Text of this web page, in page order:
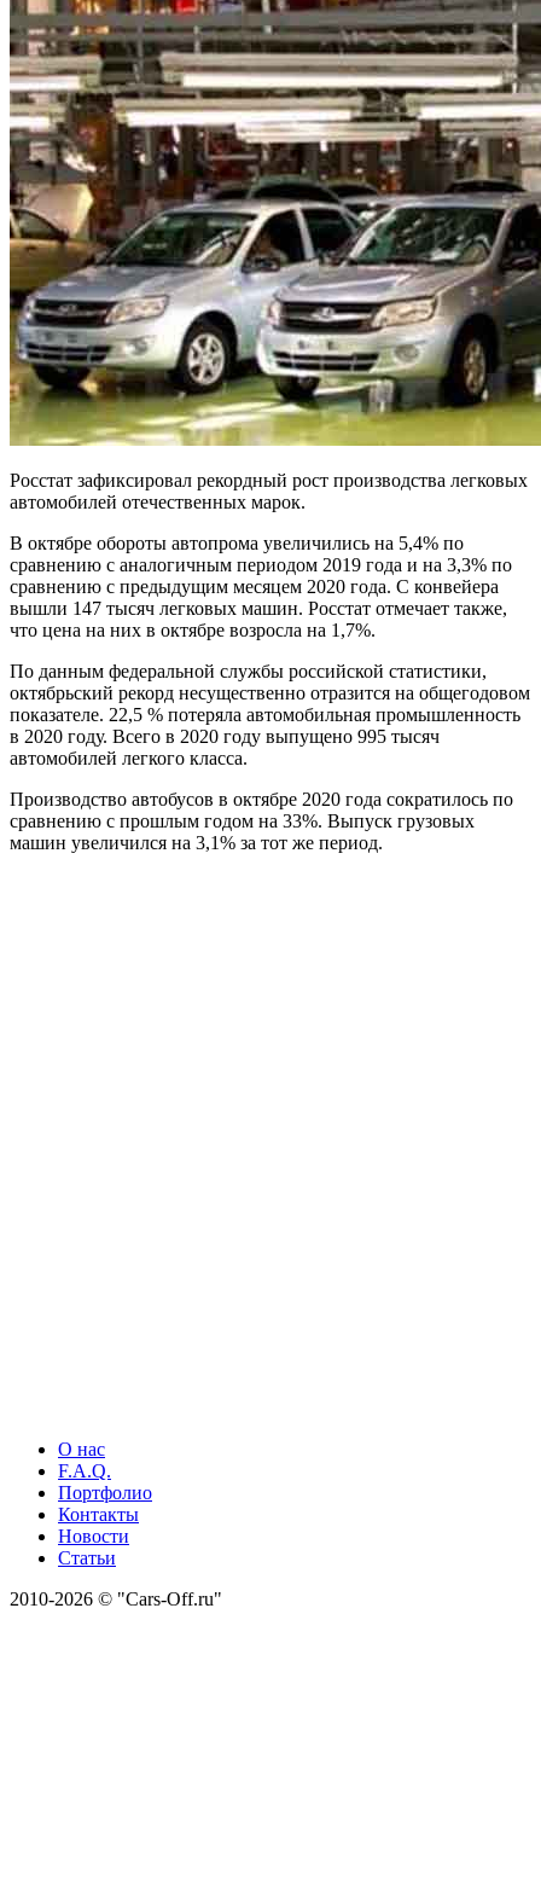
Росстат зафиксировал рекордный рост производства легковых
автомобилей отечественных марок.
В октябре обороты автопрома увеличились на 5,4% по
сравнению с аналогичным периодом 2019 года и на 3,3% по
сравнению с предыдущим месяцем 2020 года. С конвейера
вышли 147 тысяч легковых машин. Росстат отмечает также,
что цена на них в октябре возросла на 1,7%.
По данным федеральной службы российской статистики,
октябрьский рекорд несущественно отразится на общегодовом
показателе. 22,5 % потеряла автомобильная промышленность
в 2020 году. Всего в 2020 году выпущено 995 тысяч
автомобилей легкого класса.
Производство автобусов в октябре 2020 года сократилось по
сравнению с прошлым годом на 33%. Выпуск грузовых
машин увеличился на 3,1% за тот же период.
О нас
F.A.Q.
Портфолио
Контакты
Новости
Статьи
2010-2026 © "Cars-Off.ru"